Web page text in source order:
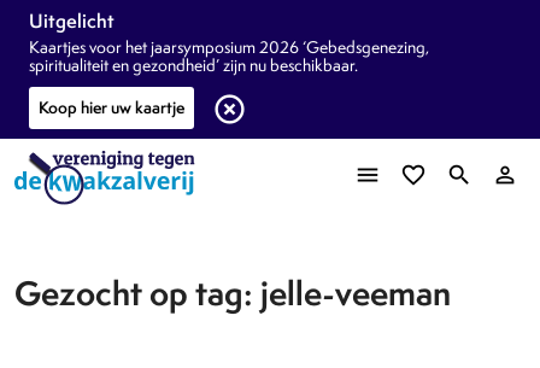
Uitgelicht
Kaartjes voor het jaarsymposium 2026 ‘Gebedsgenezing,
spiritualiteit en gezondheid’ zijn nu beschikbaar.
Koop hier uw kaartje
highlight_off
menu favorite_border search person_outline
Gezocht op tag: jelle-veeman